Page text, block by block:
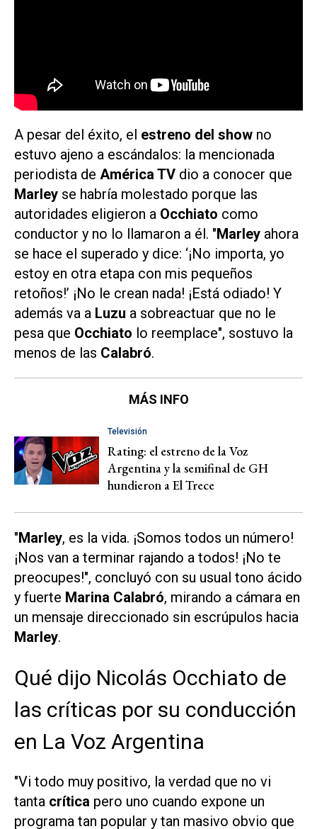
A pesar del éxito, el estreno del show no
estuvo ajeno a escándalos: la mencionada
periodista de América TV dio a conocer que
Marley se habría molestado porque las
autoridades eligieron a Occhiato como
conductor y no lo llamaron a él. "Marley ahora
se hace el superado y dice: ‘¡No importa, yo
estoy en otra etapa con mis pequeños
retoños!’ ¡No le crean nada! ¡Está odiado! Y
además va a Luzu a sobreactuar que no le
pesa que Occhiato lo reemplace", sostuvo la
menos de las Calabró.
MÁS INFO
Televisión
Rating: el estreno de la Voz
Argentina y la semifinal de GH
hundieron a El Trece
"Marley, es la vida. ¡Somos todos un número!
¡Nos van a terminar rajando a todos! ¡No te
preocupes!", concluyó con su usual tono ácido
y fuerte Marina Calabró, mirando a cámara en
un mensaje direccionado sin escrúpulos hacia
Marley.
Qué dijo Nicolás Occhiato de
las críticas por su conducción
en La Voz Argentina
"Vi todo muy positivo, la verdad que no vi
tanta crítica pero uno cuando expone un
programa tan popular y tan masivo obvio que